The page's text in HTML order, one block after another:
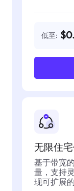
低至:
无限住
基于带宽
量，支持
现可扩展